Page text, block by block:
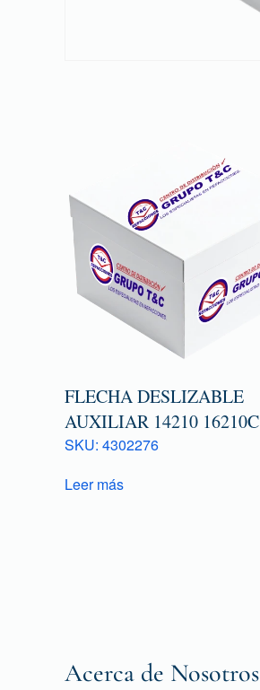
FLECHA DESLIZABLE
AUXILIAR 14210 16210C
SKU: 4302276
Leer más
Acerca de Nosotros